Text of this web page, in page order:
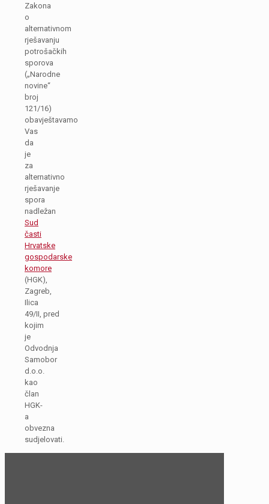
Zakona
o
alternativnom
rješavanju
potrošačkih
sporova
(„Narodne
novine“
broj
121/16)
obavještavamo
Vas
da
je
za
alternativno
rješavanje
spora
nadležan
Sud
časti
Hrvatske
gospodarske
komore
(HGK),
Zagreb,
Ilica
49/II, pred
kojim
je
Odvodnja
Samobor
d.o.o.
kao
član
HGK-
a
obvezna
sudjelovati.